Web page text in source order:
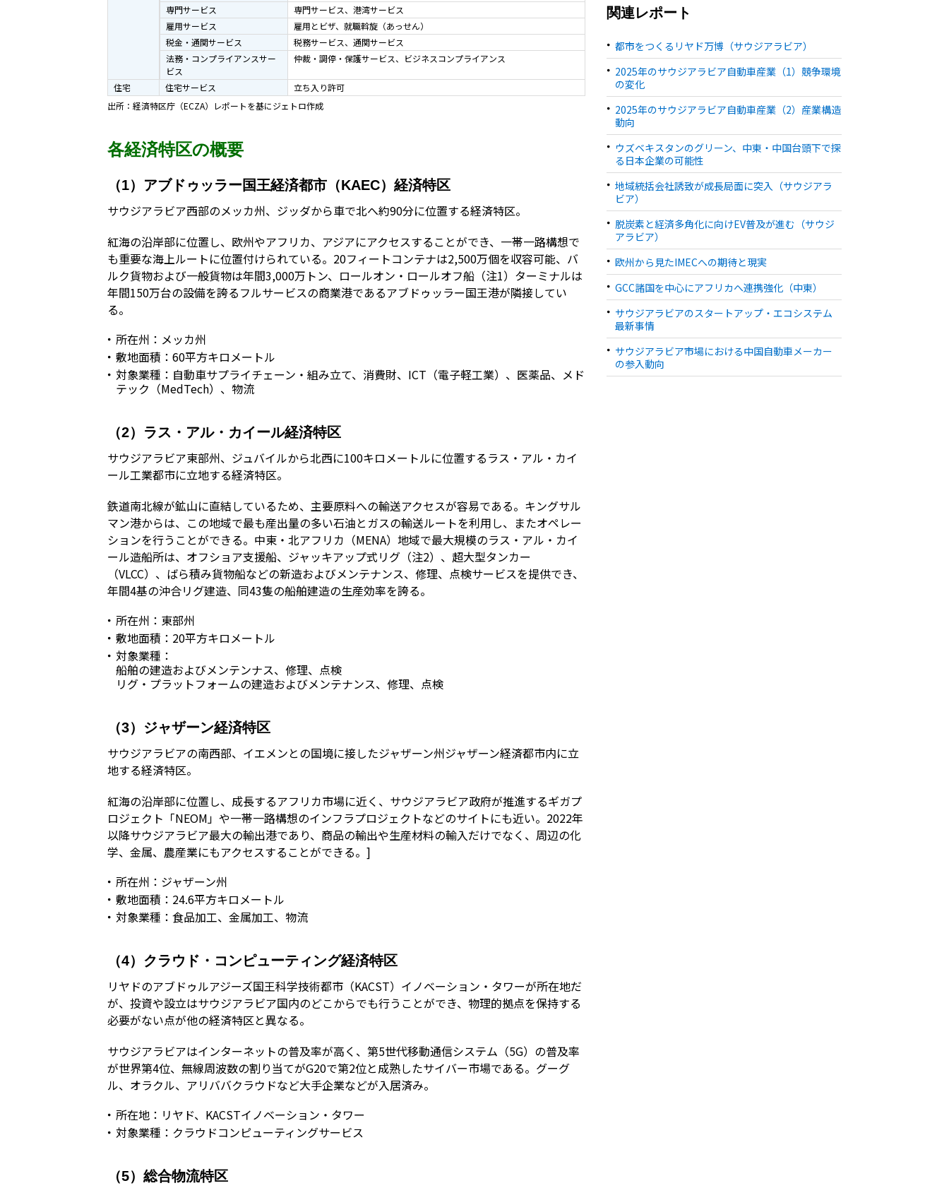
専門サービス
専門サービス、港湾サービス
雇用サービス
雇用とビザ、就職斡旋（あっせん）
税金・通関サービス
税務サービス、通関サービス
法務・コンプライアンスサー
ビス
仲裁・調停・保護サービス、ビジネスコンプライアンス
住宅 住宅サービス
立ち入り許可
出所：経済特区庁（ECZA）レポートを基にジェトロ作成
各経済特区の概要
（1）アブドゥッラー国王経済都市（KAEC）経済特区
サウジアラビア西部のメッカ州、ジッダから車で北へ約90分に位置する経済特区。
紅海の沿岸部に位置し、欧州やアフリカ、アジアにアクセスすることができ、一帯一路構想で
も重要な海上ルートに位置付けられている。20フィートコンテナは2,500万個を収容可能、バ
ルク貨物および一般貨物は年間3,000万トン、ロールオン・ロールオフ船（注1）ターミナルは
年間150万台の設備を誇るフルサービスの商業港であるアブドゥッラー国王港が隣接してい
る。
所在州：メッカ州
敷地面積：60平方キロメートル
対象業種：自動車サプライチェーン・組み立て、消費財、ICT（電子軽工業）、医薬品、メド
テック（MedTech）、物流
（2）ラス・アル・カイール経済特区
サウジアラビア東部州、ジュバイルから北西に100キロメートルに位置するラス・アル・カイ
ール工業都市に立地する経済特区。
鉄道南北線が鉱山に直結しているため、主要原料への輸送アクセスが容易である。キングサル
マン港からは、この地域で最も産出量の多い石油とガスの輸送ルートを利用し、またオペレー
ションを行うことができる。中東・北アフリカ（MENA）地域で最大規模のラス・アル・カイ
ール造船所は、オフショア支援船、ジャッキアップ式リグ（注2）、超大型タンカー
（VLCC）、ばら積み貨物船などの新造およびメンテナンス、修理、点検サービスを提供でき、
年間4基の沖合リグ建造、同43隻の船舶建造の生産効率を誇る。
所在州：東部州
敷地面積：20平方キロメートル
対象業種：
船舶の建造およびメンテンナス、修理、点検
リグ・プラットフォームの建造およびメンテナンス、修理、点検
（3）ジャザーン経済特区
サウジアラビアの南西部、イエメンとの国境に接したジャザーン州ジャザーン経済都市内に立
地する経済特区。
紅海の沿岸部に位置し、成長するアフリカ市場に近く、サウジアラビア政府が推進するギガプ
ロジェクト「NEOM」や一帯一路構想のインフラプロジェクトなどのサイトにも近い。2022年
以降サウジアラビア最大の輸出港であり、商品の輸出や生産材料の輸入だけでなく、周辺の化
学、金属、農産業にもアクセスすることができる。]
所在州：ジャザーン州
敷地面積：24.6平方キロメートル
対象業種：食品加工、金属加工、物流
（4）クラウド・コンピューティング経済特区
リヤドのアブドゥルアジーズ国王科学技術都市（KACST）イノベーション・タワーが所在地だ
が、投資や設立はサウジアラビア国内のどこからでも行うことができ、物理的拠点を保持する
必要がない点が他の経済特区と異なる。
サウジアラビアはインターネットの普及率が高く、第5世代移動通信システム（5G）の普及率
が世界第4位、無線周波数の割り当てがG20で第2位と成熟したサイバー市場である。グーグ
ル、オラクル、アリババクラウドなど大手企業などが入居済み。
所在地：リヤド、KACSTイノベーション・タワー
対象業種：クラウドコンピューティングサービス
（5）総合物流特区
関連レポート
都市をつくるリヤド万博（サウジアラビア）
2025年のサウジアラビア自動車産業（1）競争環境
の変化
2025年のサウジアラビア自動車産業（2）産業構造
動向
ウズベキスタンのグリーン、中東・中国台頭下で探
る日本企業の可能性
地域統括会社誘致が成長局面に突入（サウジアラ
ビア）
脱炭素と経済多角化に向けEV普及が進む（サウジ
アラビア）
欧州から見たIMECへの期待と現実
GCC諸国を中心にアフリカへ連携強化（中東）
サウジアラビアのスタートアップ・エコシステム
最新事情
サウジアラビア市場における中国自動車メーカー
の参入動向